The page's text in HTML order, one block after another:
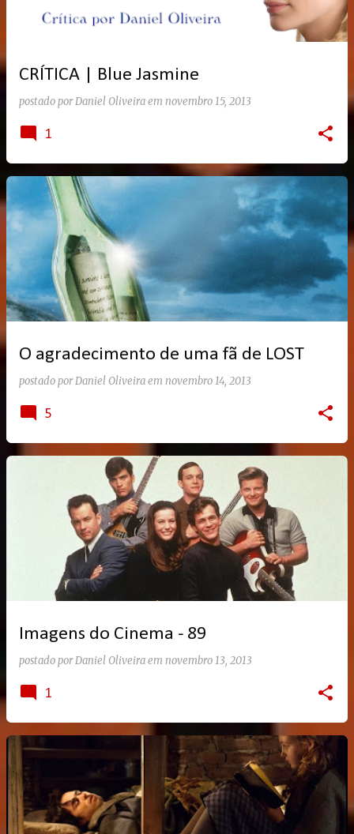
CRÍTICA | Blue Jasmine
postado porDaniel Oliveiraem novembro 15, 2013
1
O agradecimento de uma fã de LOST
postado porDaniel Oliveiraem novembro 14, 2013
5
Imagens do Cinema - 89
postado porDaniel Oliveiraem novembro 13, 2013
1